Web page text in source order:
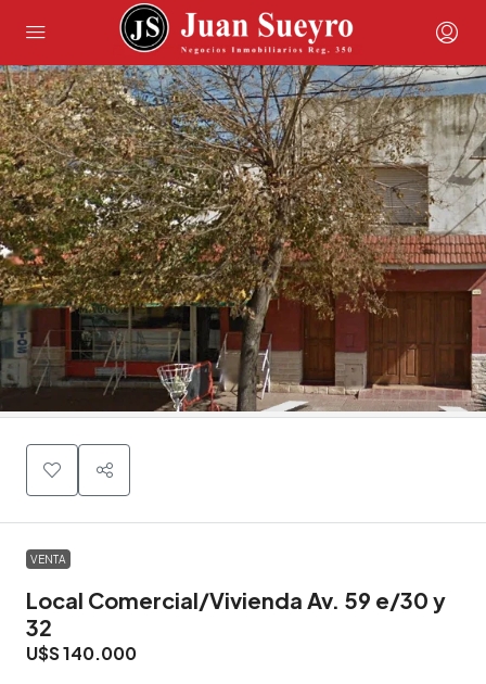
VENTA
Local Comercial/Vivienda Av. 59 e/30 y
32
U$S 140.000